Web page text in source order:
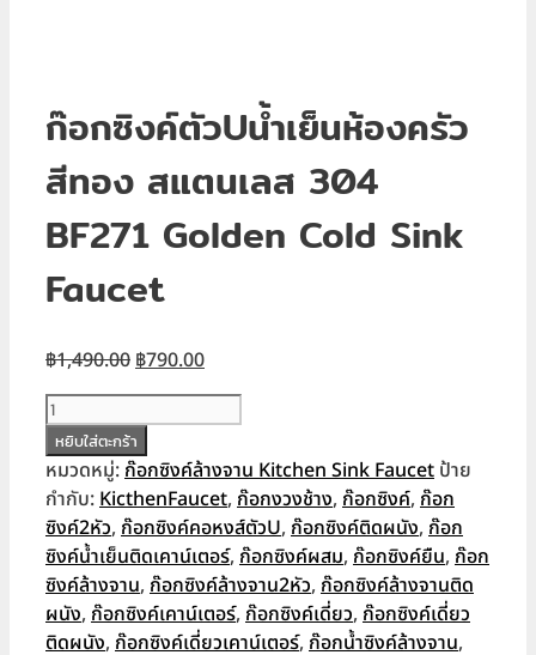
ก๊อกซิงค์ตัวUน้ำเย็นห้องครัว
สีทอง สแตนเลส 304
BF271 Golden Cold Sink
Faucet
฿1,490.00 Original
price
was:
฿1,490.00.
฿790.00Current
price
is:
จำนวน
ก๊อก
ซิงค์
ตัวUน้ำ
เย็น
ห้อง
ครัว
สี
ทอง
หยิบใส่ตะกร้า
หมวดหมู่:ก๊อกซิงค์ล้างจาน Kitchen Sink Faucet ป้าย
กำกับ:KicthenFaucet, ก๊อกงวงช้าง, ก๊อกซิงค์, ก๊อก
ซิงค์2หัว, ก๊อกซิงค์คอหงส์ตัวU, ก๊อกซิงค์ติดผนัง, ก๊อก
ซิงค์น้ำเย็นติดเคาน์เตอร์, ก๊อกซิงค์ผสม, ก๊อกซิงค์ยืน, ก๊อก
ซิงค์ล้างจาน, ก๊อกซิงค์ล้างจาน2หัว, ก๊อกซิงค์ล้างจานติด
ผนัง, ก๊อกซิงค์เคาน์เตอร์, ก๊อกซิงค์เดี่ยว, ก๊อกซิงค์เดี่ยว
ติดผนัง, ก๊อกซิงค์เดี่ยวเคาน์เตอร์, ก๊อกน้ำซิงค์ล้างจาน,